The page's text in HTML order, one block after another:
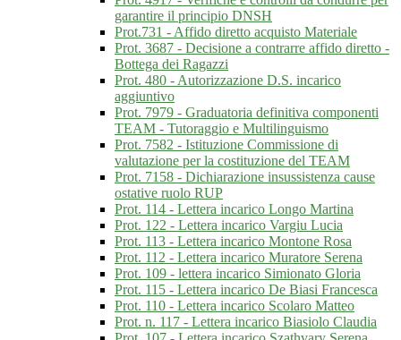
garantire il principio DNSH
Prot.731 - Affido diretto acquisto Materiale
Prot. 3687 - Decisione a contrarre affido diretto -
Bottega dei Ragazzi
Prot. 480 - Autorizzazione D.S. incarico
aggiuntivo
Prot. 7979 - Graduatoria definitiva componenti
TEAM - Tutoraggio e Multilinguismo
Prot. 7582 - Istituzione Commissione di
valutazione per la costituzione del TEAM
Prot. 7158 - Dichiarazione insussistenza cause
ostative ruolo RUP
Prot. 114 - Lettera incarico Longo Martina
Prot. 122 - Lettera incarico Vargiu Lucia
Prot. 113 - Lettera incarico Montone Rosa
Prot. 112 - Lettera incarico Muratore Serena
Prot. 109 - lettera incarico Simionato Gloria
Prot. 115 - Lettera incarico De Biasi Francesca
Prot. 110 - Lettera incarico Scolaro Matteo
Prot. n. 117 - Lettera incarico Biasiolo Claudia